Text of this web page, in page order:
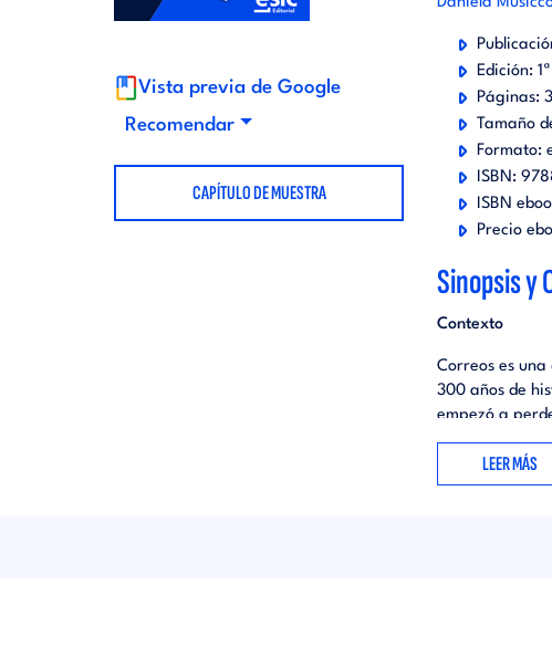
o
r
i
Vista previa de Google
Recomendar
CAPÍTULO DE MUESTRA
Edición: 1ª
Páginas: 3
Tamaño
Formato:
ISBN:
ISBN
Precio
Sinopsis y
Contexto
Correos es una
300 años de
empezó a
una entidad
Ante este
LEER MÁS